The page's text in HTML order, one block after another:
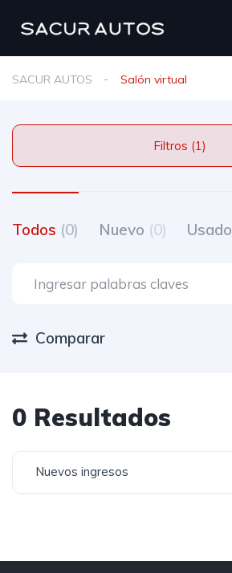
SACUR AUTOS Salón virtual
Filtros (1)
Todos (0) Nuevo (0) Usado
Comparar
0 Resultados
Nuevos ingresos